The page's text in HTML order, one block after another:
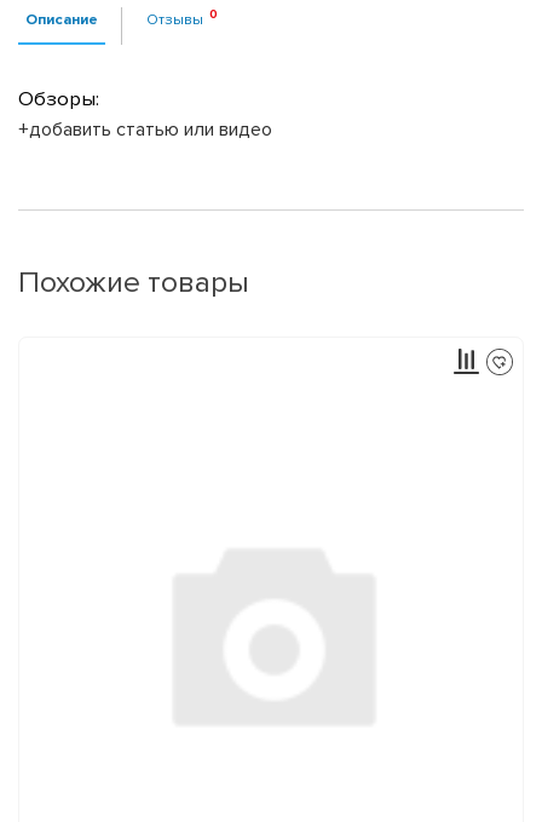
Описание Отзывы
Обзоры:
+добавить статью или видео
Похожие товары